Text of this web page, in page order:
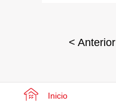
< Anterior
Inicio